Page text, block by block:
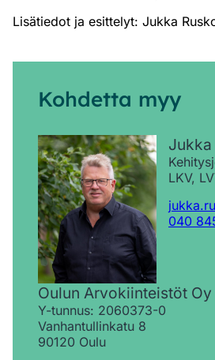
Lisätiedot ja esittelyt: Jukka
Kohdetta myy
Jukka
LKV,
040
Oulun Arvokiinteistöt Oy
Y-tunnus: 2060373-0
Vanhantullinkatu 8
90120 Oulu